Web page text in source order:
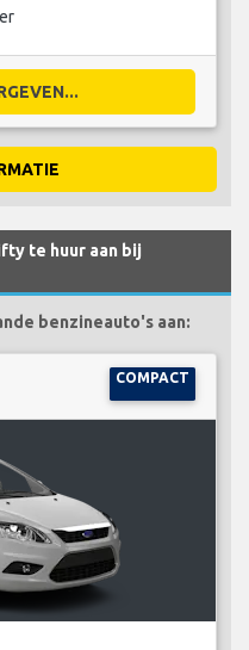
te huur aan bij
benzineauto's aan:
COMPACT